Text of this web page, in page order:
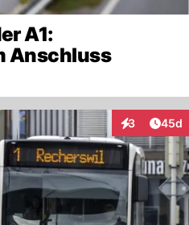
A1:
Anschluss
3
Interaktionen
45d